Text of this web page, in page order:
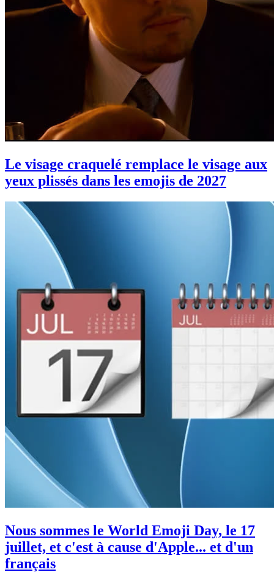
Le visage craquelé remplace le visage aux
yeux plissés dans les emojis de 2027
Nous sommes le World Emoji Day, le 17
juillet, et c'est à cause d'Apple... et d'un
français